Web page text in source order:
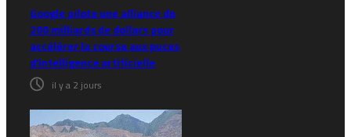
Google pilote une alliance de
200 milliards de dollars pour
accélérer la course aux puces
d’intelligence artificielle
il y a 2 jours